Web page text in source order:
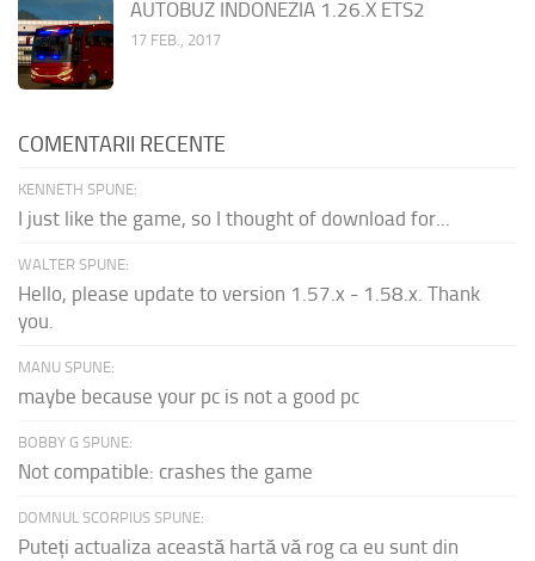
AUTOBUZ INDONEZIA 1.26.X ETS2
17 FEB., 2017
COMENTARII RECENTE
KENNETH SPUNE:
I just like the game, so I thought of download for...
WALTER SPUNE:
Hello, please update to version 1.57.x - 1.58.x. Thank
you.
MANU SPUNE:
maybe because your pc is not a good pc
BOBBY G SPUNE:
Not compatible: crashes the game
DOMNUL SCORPIUS SPUNE:
Puteți actualiza această hartă vă rog ca eu sunt din